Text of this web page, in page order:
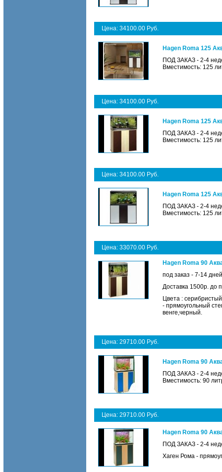
Цена: 34100.00 Руб.
Hagen Roma 125
ПОД ЗАКАЗ - 2-4
Вместимость: 125
Цена: 34100.00 Руб.
Hagen Roma 125
ПОД ЗАКАЗ - 2-4
Вместимость: 125
Цена: 34100.00 Руб.
Hagen Roma 125
ПОД ЗАКАЗ - 2-4
Вместимость: 125
Цена: 33070.00 Руб.
Hagen Roma 90
под заказ - 7-14 дней
Доставка 1500р. до
Цвета :
- прямоугольный
венге,черный.
Цена: 29710.00 Руб.
Hagen Roma 90
ПОД ЗАКАЗ - 2-4
Вместимость: 90
Цена: 29710.00 Руб.
Hagen Roma 90
ПОД ЗАКАЗ - 2-4
Хаген Рома -